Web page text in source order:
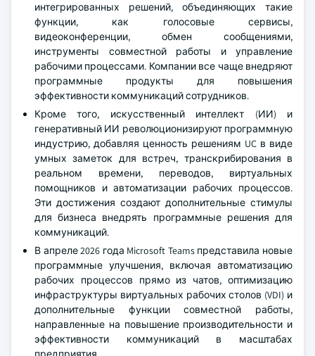
интегрированных решений, объединяющих такие
функции, как голосовые сервисы,
видеоконференции, обмен сообщениями,
инструменты совместной работы и управление
рабочими процессами. Компании все чаще внедряют
программные продукты для повышения
эффективности коммуникаций сотрудников.
Кроме того, искусственный интеллект (ИИ) и
генеративный ИИ революционизируют программную
индустрию, добавляя ценность решениям UC в виде
умных заметок для встреч, транскрибирования в
реальном времени, переводов, виртуальных
помощников и автоматизации рабочих процессов.
Эти достижения создают дополнительные стимулы
для бизнеса внедрять программные решения для
коммуникаций.
В апреле 2026 года Microsoft Teams представила новые
программные улучшения, включая автоматизацию
рабочих процессов прямо из чатов, оптимизацию
инфраструктуры виртуальных рабочих столов (VDI) и
дополнительные функции совместной работы,
направленные на повышение производительности и
эффективности коммуникаций в масштабах